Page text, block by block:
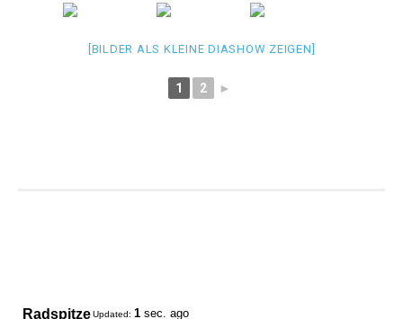
[BILDER ALS KLEINE DIASHOW ZEIGEN]
1 2 ►